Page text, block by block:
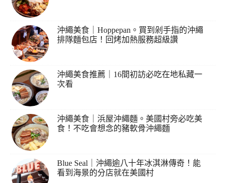
沖繩美食｜Hoppepan。買到剁手指的沖繩
排隊麵包店！回烤加熱服務超級讚
沖繩美食推薦｜16間初訪必吃在地私藏一
次看
沖繩美食｜浜屋沖繩麵。美國村旁必吃美
食！不吃會想念的豬軟骨沖繩麵
Blue Seal｜沖繩逾八十年冰淇淋傳奇！能
看到海景的分店就在美國村